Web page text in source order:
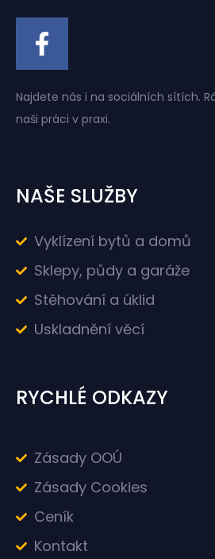
Najdete nás i na sociálních sítích.
naši práci v praxi.
NAŠE SLUŽBY
Vyklízení bytů a domů
Sklepy, půdy a garáže
Stěhování a úklid
Uskladnění věcí
RYCHLÉ ODKAZY
Zásady OOÚ
Zásady Cookies
Ceník
Kontakt